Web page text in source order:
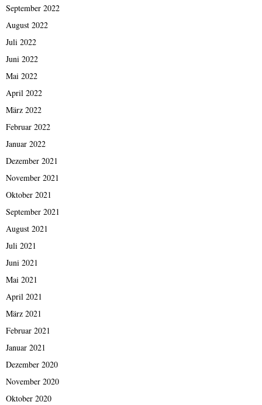
September 2022
August 2022
Juli 2022
Juni 2022
Mai 2022
April 2022
März 2022
Februar 2022
Januar 2022
Dezember 2021
November 2021
Oktober 2021
September 2021
August 2021
Juli 2021
Juni 2021
Mai 2021
April 2021
März 2021
Februar 2021
Januar 2021
Dezember 2020
November 2020
Oktober 2020